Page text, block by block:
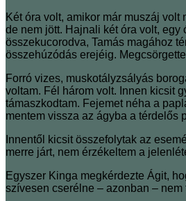
Két óra volt, amikor már muszáj
de nem jött. Hajnali két óra volt, egy
összekucorodva, Tamás magához
összehúzódás erejéig.
Forró vizes, muskotályzsályás
voltam. Fél három volt. Innen kicsit
támaszkodtam. Fejemet néha a
mentem vissza az ágyba a térdelős
Innentől kicsit összefolytak az
merre járt, nem érzékeltem a
Egyszer Kinga megkérdezte Ágit,
szívesen cserélne – azonban –